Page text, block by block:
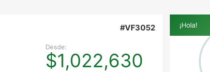
Desde:
$1,022,630
#VF3052 ¡Hola!